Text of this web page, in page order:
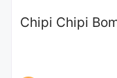
Chipi Chipi